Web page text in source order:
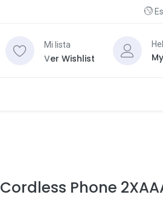
Mi lista
Ver Wishlist
Phone